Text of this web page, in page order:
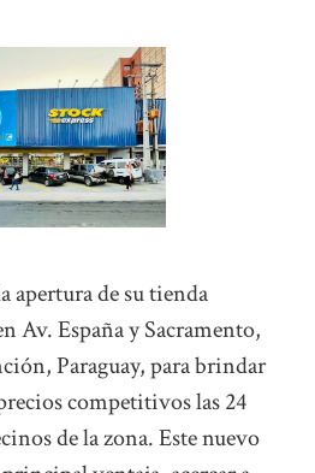
apertura de su tienda
Av. España y Sacramento,
Paraguay, para brindar
competitivos las 24
de la zona. Este nuevo